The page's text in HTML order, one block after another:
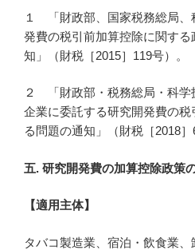
１ 「財政部、国家税務総局、
発費の税引前加算控除に関する
知」（財税［2015］119号）。
２ 「財政部・税務総局・科学
企業に委託する研究開発費の
る問題の通知」（財税［2018］
五. 研究開発費の加算控除政策
【適用主体】
タバコ製造業、宿泊・飲食業